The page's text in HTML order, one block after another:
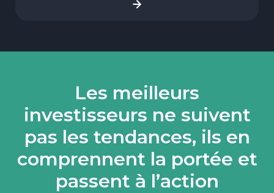
Les meilleurs
investisseurs ne suivent
pas les tendances, ils en
comprennent la portée et
passent à l’action